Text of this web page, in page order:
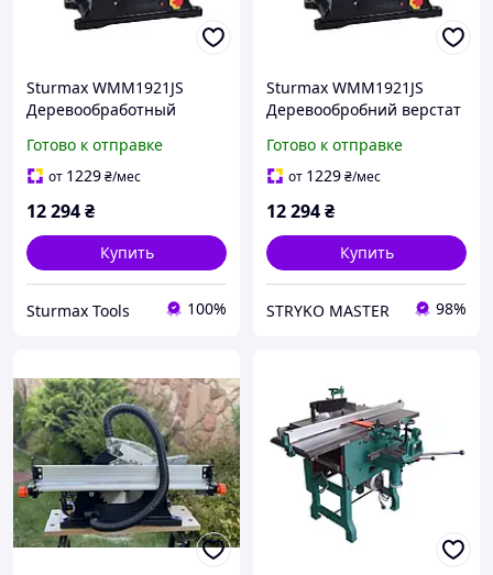
Sturmax WMM1921JS
Деревообработный
Готово к отправке
от 1229₴/мес
12 294₴
Купить
Sturmax Tools 100%
Sturmax WMM1921JS
Деревообробний верстат
Готово к отправке
от 1229₴/мес
12 294₴
Купить
STRYKO MASTER 98%